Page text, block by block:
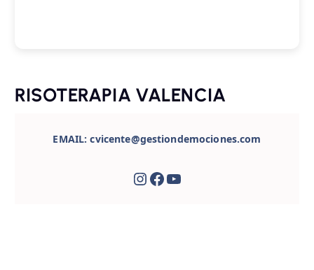
RISOTERAPIA VALENCIA
EMAIL: cvicente@gestiondemociones.com
InstagramFacebook YouTube